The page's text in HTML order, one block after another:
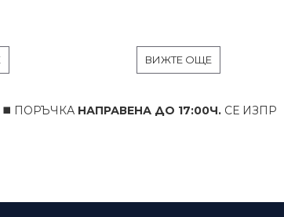
ВИЖТЕ ОЩЕ
НАПРАВЕНА ДО 17:00Ч.СЕ ИЗПРАЩА